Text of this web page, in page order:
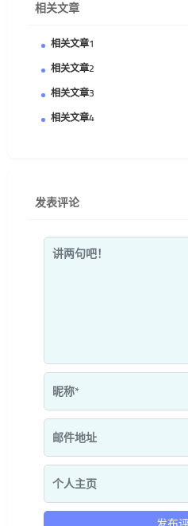
相关文章
相关文章1
相关文章2
相关文章3
相关文章4
发表评论